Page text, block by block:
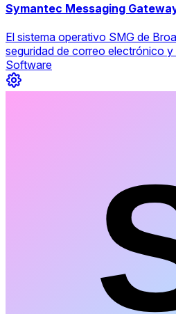
Symantec Messaging
El sistema operativo SMG de
seguridad de correo electrónico
Software